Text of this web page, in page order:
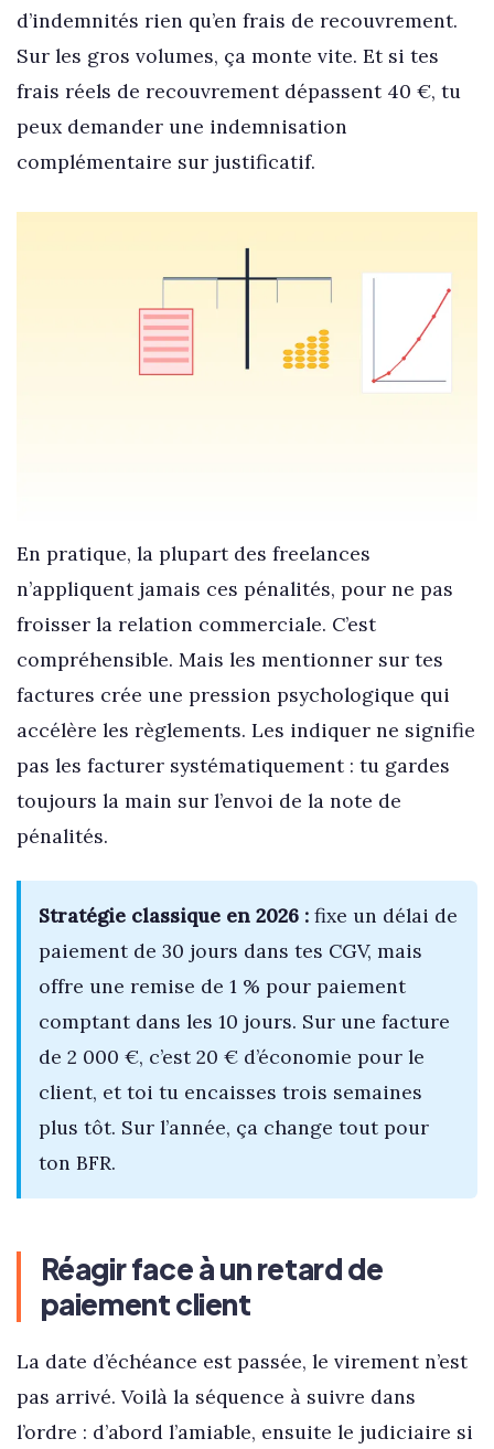
d’indemnités rien qu’en frais de recouvrement.
Sur les gros volumes, ça monte vite. Et si tes
frais réels de recouvrement dépassent 40 €, tu
peux demander une indemnisation
complémentaire sur justificatif.
En pratique, la plupart des freelances
n’appliquent jamais ces pénalités, pour ne pas
froisser la relation commerciale. C’est
compréhensible. Mais les mentionner sur tes
factures crée une pression psychologique qui
accélère les règlements. Les indiquer ne signifie
pas les facturer systématiquement : tu gardes
toujours la main sur l’envoi de la note de
pénalités.
Stratégie classique en 2026 :fixe un délai de
paiement de 30 jours dans tes CGV, mais
offre une remise de 1 % pour paiement
comptant dans les 10 jours. Sur une facture
de 2 000 €, c’est 20 € d’économie pour le
client, et toi tu encaisses trois semaines
plus tôt. Sur l’année, ça change tout pour
ton BFR.
Réagir face à un retard de
paiement client
La date d’échéance est passée, le virement n’est
pas arrivé. Voilà la séquence à suivre dans
l’ordre : d’abord l’amiable, ensuite le judiciaire si